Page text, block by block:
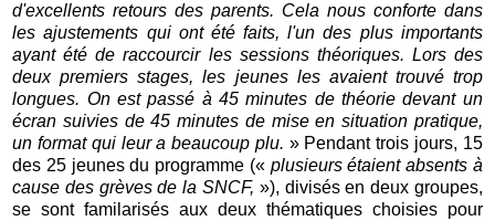
d'excellents retours des parents. Cela nous conforte dans
les ajustements qui ont été faits, l'un des plus importants
ayant été de raccourcir les sessions théoriques. Lors des
deux premiers stages, les jeunes les avaient trouvé trop
longues. On est passé à 45 minutes de théorie devant un
écran suivies de 45 minutes de mise en situation pratique,
un format qui leur a beaucoup plu. » Pendant trois jours, 15
des 25 jeunes du programme (« plusieurs étaient absents à
cause des grèves de la SNCF, »), divisés en deux groupes,
se sont familarisés aux deux thématiques choisies pour